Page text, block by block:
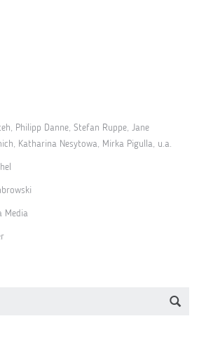
Philipp Danne, Stefan Ruppe, Jane
Katharina Nesytowa, Mirka Pigulla, u.a.
Media